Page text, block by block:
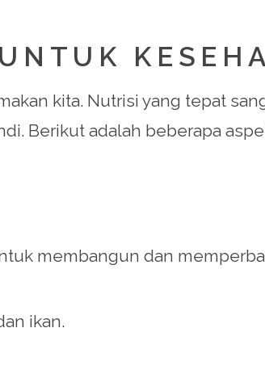
kita. Nutrisi yang tepat
Berikut adalah beberapa
membangun dan
ikan.